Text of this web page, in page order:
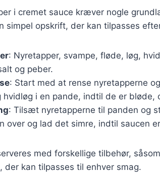
i cremet sauce kræver nogle
simpel opskrift, der kan tilpasses
: Nyretapper, svampe, fløde, løg,
og peber.
: Start med at rense nyretapperne
hvidløg i en pande, indtil de er
: Tilsæt nyretapperne til panden og
over og lad det simre, indtil saucen
med forskellige tilbehør,
der kan tilpasses til enhver smag.